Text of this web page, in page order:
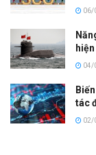
06/
04/
tác
02/